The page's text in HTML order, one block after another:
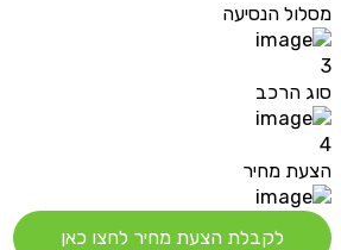
מסלול הנסיעה
3
סוג הרכב
4
הצעת מחיר
לקבלת הצעת מחיר לחצו כאן